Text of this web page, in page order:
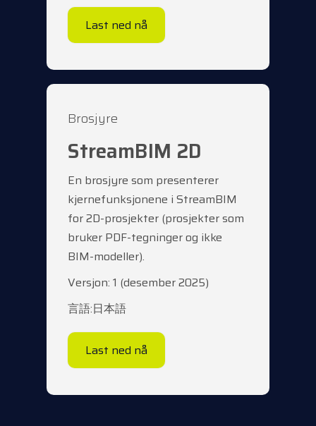
Last ned nå
Brosjyre
StreamBIM 2D
En brosjyre som presenterer
kjernefunksjonene i StreamBIM
for 2D-prosjekter (prosjekter som
bruker PDF-tegninger og ikke
BIM-modeller).
Versjon: 1 (desember 2025)
言語:日本語
Last ned nå